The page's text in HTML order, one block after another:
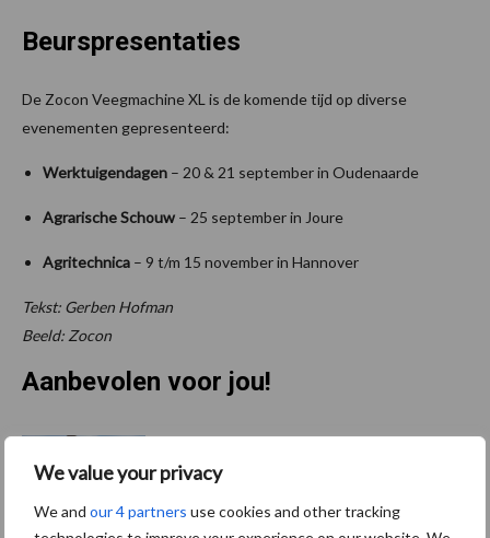
We value your privacy
We and our 4 partners use cookies and other tracking
Beurspresentaties
De Zocon Veegmachine XL is de komende tijd op diverse
evenementen gepresenteerd:
Werktuigendagen – 20 & 21 september in Oudenaarde
Agrarische Schouw – 25 september in Joure
Agritechnica – 9 t/m 15 november in Hannover
Tekst: Gerben Hofman
Beeld: Zocon
Aanbevolen voor jou!
grillig: droogte en
in de greep